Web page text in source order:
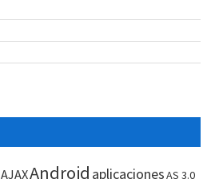
AJAXAndroid aplicacionesAS 3.0